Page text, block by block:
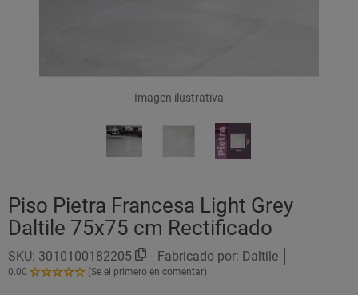
Imagen ilustrativa
Piso Pietra Francesa Light Grey
Daltile 75x75 cm Rectificado
SKU: 3010100182205 Fabricado por: Daltile
0.00
0.00
(Se el primero en comentar)